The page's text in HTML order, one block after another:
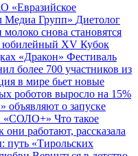
«Евразийское
Медиа Групп» Диетолог
снова становятся
юбилейный XV Кубок
«Дракон» Фестиваль
более 700 участников из
в мире бьет новые
роботов выросло на 15%
о запуске
«СОЛО+» Что такое
работают, рассказала
путь «Тирольских